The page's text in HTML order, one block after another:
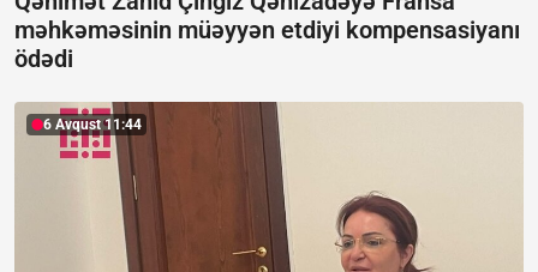
məhkəməsinin müəyyən etdiyi kompensasiyanı
ödədi
6 Avqust 11:44